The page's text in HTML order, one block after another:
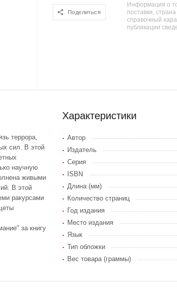
Поделиться
Информация о
поставки,
справочный
публикации
террора,
сил. В этой
научную
живыми
В этой
ракурсами
за книгу
Характеристики
Автор
Издатель
Серия
ISBN
Длина (мм)
Количество страниц
Год издания
Место издания
Язык
Тип обложки
Вес товара (граммы)